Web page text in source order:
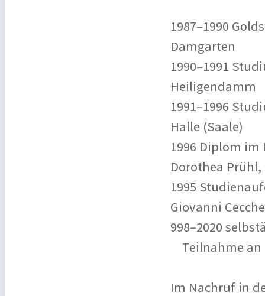
1987–1990
Damgarten
1990–1991
Heiligendamm
1991–1996
Halle (Saale)
1996 Diplom
Dorothea Prühl,
1995
Giovanni
998–2020
Teilnahme an
Im Nachruf in